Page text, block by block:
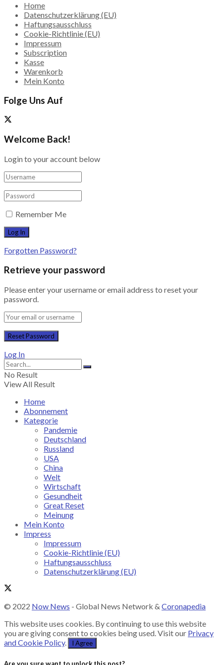
Home
Datenschutzerklärung (EU)
Haftungsausschluss
Cookie-Richtlinie (EU)
Impressum
Subscription
Kasse
Warenkorb
Mein Konto
Folge Uns Auf
Welcome Back!
Login to your account below
Remember Me
Forgotten Password?
Retrieve your password
Please enter your username or email address to reset your
password.
Log In
No Result
View All Result
Home
Abonnement
Kategorie
Pandemie
Deutschland
Russland
USA
China
Welt
Wirtschaft
Gesundheit
Great Reset
Meinung
Mein Konto
Impress
Impressum
Cookie-Richtlinie (EU)
Haftungsausschluss
Datenschutzerklärung (EU)
© 2022 Now News - Global News Network & Coronapedia
This website uses cookies. By continuing to use this website
you are giving consent to cookies being used. Visit our Privacy
and Cookie Policy. I Agree
Are you sure want to unlock this post?